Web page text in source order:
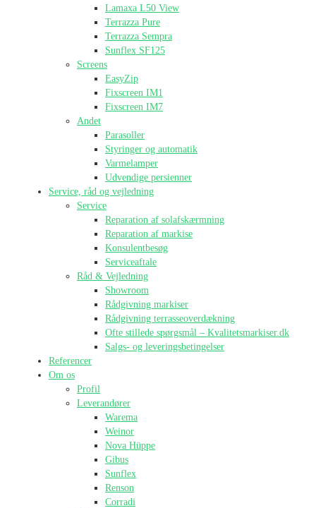
Lamaxa L50 View
Terrazza Pure
Terrazza Sempra
Sunflex SF125
Screens
EasyZip
Fixscreen IM1
Fixscreen IM7
Andet
Parasoller
Styringer og automatik
Varmelamper
Udvendige persienner
Service, råd og vejledning
Service
Reparation af solafskærmning
Reparation af markise
Konsulentbesøg
Serviceaftale
Råd & Vejledning
Showroom
Rådgivning markiser
Rådgivning terrasseoverdækning
Ofte stillede spørgsmål – Kvalitetsmarkiser.dk
Salgs- og leveringsbetingelser
Referencer
Om os
Profil
Leverandører
Warema
Weinor
Nova Hüppe
Gibus
Sunflex
Renson
Corradi